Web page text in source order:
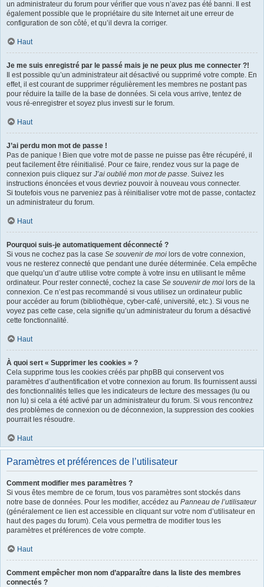
un administrateur du forum pour vérifier que vous n’avez pas été banni. Il est
également possible que le propriétaire du site Internet ait une erreur de
configuration de son côté, et qu’il devra la corriger.
Haut
Je me suis enregistré par le passé mais je ne peux plus me connecter ?!
Il est possible qu’un administrateur ait désactivé ou supprimé votre compte. En
effet, il est courant de supprimer régulièrement les membres ne postant pas
pour réduire la taille de la base de données. Si cela vous arrive, tentez de
vous ré-enregistrer et soyez plus investi sur le forum.
Haut
J’ai perdu mon mot de passe !
Pas de panique ! Bien que votre mot de passe ne puisse pas être récupéré, il
peut facilement être réinitialisé. Pour ce faire, rendez vous sur la page de
connexion puis cliquez sur J’ai oublié mon mot de passe. Suivez les
instructions énoncées et vous devriez pouvoir à nouveau vous connecter.
Si toutefois vous ne parveniez pas à réinitialiser votre mot de passe, contactez
un administrateur du forum.
Haut
Pourquoi suis-je automatiquement déconnecté ?
Si vous ne cochez pas la case Se souvenir de moi lors de votre connexion,
vous ne resterez connecté que pendant une durée déterminée. Cela empêche
que quelqu’un d’autre utilise votre compte à votre insu en utilisant le même
ordinateur. Pour rester connecté, cochez la case Se souvenir de moi lors de la
connexion. Ce n’est pas recommandé si vous utilisez un ordinateur public
pour accéder au forum (bibliothèque, cyber-café, université, etc.). Si vous ne
voyez pas cette case, cela signifie qu’un administrateur du forum a désactivé
cette fonctionnalité.
Haut
À quoi sert « Supprimer les cookies » ?
Cela supprime tous les cookies créés par phpBB qui conservent vos
paramètres d’authentification et votre connexion au forum. Ils fournissent aussi
des fonctionnalités telles que les indicateurs de lecture des messages (lu ou
non lu) si cela a été activé par un administrateur du forum. Si vous rencontrez
des problèmes de connexion ou de déconnexion, la suppression des cookies
pourrait les résoudre.
Haut
Paramètres et préférences de l’utilisateur
Comment modifier mes paramètres ?
Si vous êtes membre de ce forum, tous vos paramètres sont stockés dans
notre base de données. Pour les modifier, accédez au Panneau de l’utilisateur
(généralement ce lien est accessible en cliquant sur votre nom d’utilisateur en
haut des pages du forum). Cela vous permettra de modifier tous les
paramètres et préférences de votre compte.
Haut
Comment empêcher mon nom d’apparaître dans la liste des membres
connectés ?